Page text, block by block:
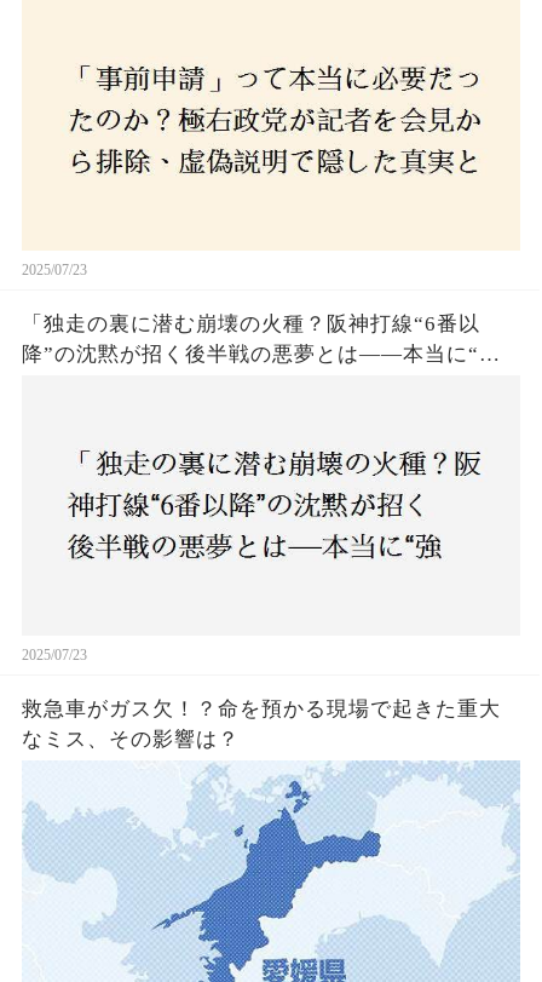
2025/07/23
「独走の裏に潜む崩壊の火種？阪神打線“6番以
降”の沈黙が招く後半戦の悪夢とは——本当に“強
2025/07/23
救急車がガス欠！？命を預かる現場で起きた重大
なミス、その影響は？